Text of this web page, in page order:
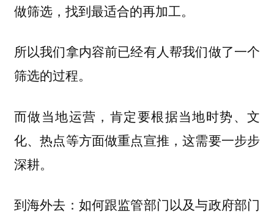
做筛选，找到最适合的再加工。
所以我们拿内容前已经有人帮我们做了一个
筛选的过程。
而做当地运营，肯定要根据当地时势、文
化、热点等方面做重点宣推，这需要一步步
深耕。
到海外去：如何跟监管部门以及与政府部门